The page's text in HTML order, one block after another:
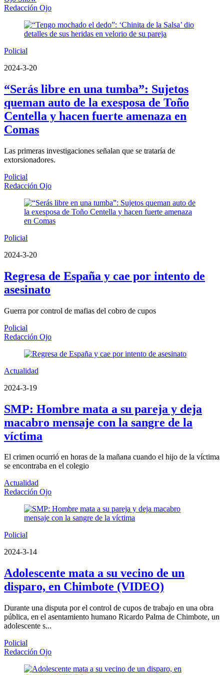
Redacción Ojo
Policial
2024-3-20
“Serás libre en una tumba”: Sujetos
queman auto de la exesposa de Toño
Centella y hacen fuerte amenaza en
Comas
Las primeras investigaciones señalan que se trataría de
extorsionadores.
Policial
Redacción Ojo
Policial
2024-3-20
Regresa de España y cae por intento de
asesinato
Guerra por control de mafias del cobro de cupos
Policial
Redacción Ojo
Actualidad
2024-3-19
SMP: Hombre mata a su pareja y deja
macabro mensaje con la sangre de la
víctima
El crimen ocurrió en horas de la mañana cuando el hijo de la víctima
se encontraba en el colegio
Actualidad
Redacción Ojo
Policial
2024-3-14
Adolescente mata a su vecino de un
disparo, en Chimbote (VIDEO)
Durante una disputa por el control de cupos de trabajo en una obra
pública, en el asentamiento humano Ricardo Palma de Chimbote, un
adolescente s...
Policial
Redacción Ojo